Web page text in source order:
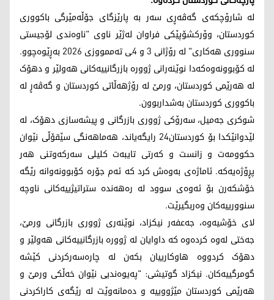
لە شارۆچکەی گەڤەڕی سەر بە پارێزگای جۆڵەمێرگی باکووری
کوردستان، وۆرکشۆپێکی فراوان لەژێر ناوی "ناوەندی لۆجیستی
سنووری هەکاری" لە رۆژانی 3 و 4ـی تەممووزی 2026 بەڕێوەچوو.
لە کۆبوونەوەکەدا نوێنەرانی ژوورە بازرگانییەکانی هەولێر و دهۆک
لە هەرێمی کوردستان، ورمێ لە رۆژهەڵاتی کوردستان و گەڤەڕ لە
باکووری کوردستان بەشداربوون.
شوکری جەمیل، سەرۆکی ژووری بازرگانی و پیشەسازی دهۆک، لە
لێدوانێکدا بۆ کوردستان24 رایگەیاند، هەماهەنگی سێقۆڵی نێوان
حکوومەت و زانست و کەرتی تایبەت کلیلی سەرکەوتنی هەر
پڕۆژەیەکە. ئاماژەی بەوەش کرد کە ئەم جۆرە کۆبوونەوانە رێگە
خۆشکەرن بۆ ئەوەی سوود لە رەهەندە ستراتیژییەکانی ناوچە
سنوورییەکان وەربگیرێت.
لای خۆشیەوە، جەعفەر نیکزاد، نوێنەری ژووری بازرگانی ورمێ،
جەختی لەوە کردەوە کە داوایان لە ژوورە بازرگانییەکانی هەولێر و
دهۆک کردووە هاوکارییان بکەن لە چارەسەرکردنی کێشە
گومرگییەکان. نیکزاد گوتیشی: "پەیوەندیی نێوان خەڵکی ورمێ و
هەرێمی کوردستان مێژووییە و دەمانەوێت لە رێگەی کاراکردنی